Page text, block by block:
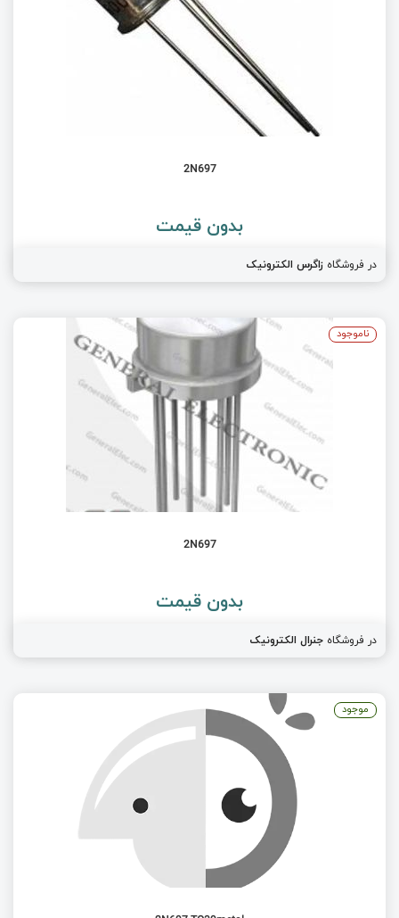
2N697
بدون قیمت
در فروشگاه زاگرس الکترونیک
2N697
بدون قیمت
در فروشگاه جنرال الکترونیک
ناموجود
موجود